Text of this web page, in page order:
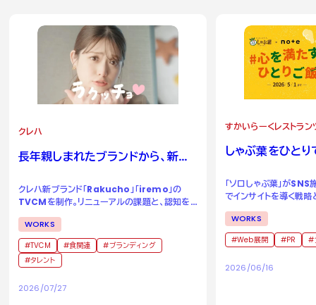
クレハ
長年親しまれたブランドから、新た
クレハ新ブランド「Rakucho」「iremo」の
TVCMを制作。リニューアルの課題と、認知を
獲得するためのアイデアとは。
WORKS
TVCM 食関連
ブランディング
タレント
2026/07/27
すかいらーくレストラン
しゃぶ葉をひと
「ソロしゃぶ葉」が
でインサイトを導く戦
成功事例
WORKS
Web展開 PR
2026/06/16